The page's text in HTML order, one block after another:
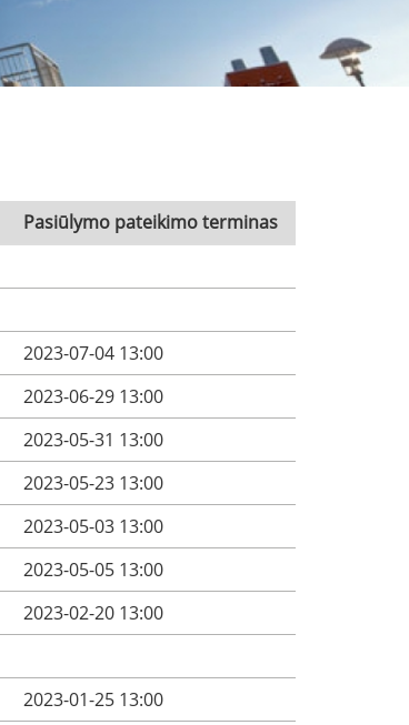
Pasiūlymo pateikimo terminas
2023-07-04 13:00
2023-06-29 13:00
2023-05-31 13:00
2023-05-23 13:00
2023-05-03 13:00
2023-05-05 13:00
2023-02-20 13:00
2023-01-25 13:00